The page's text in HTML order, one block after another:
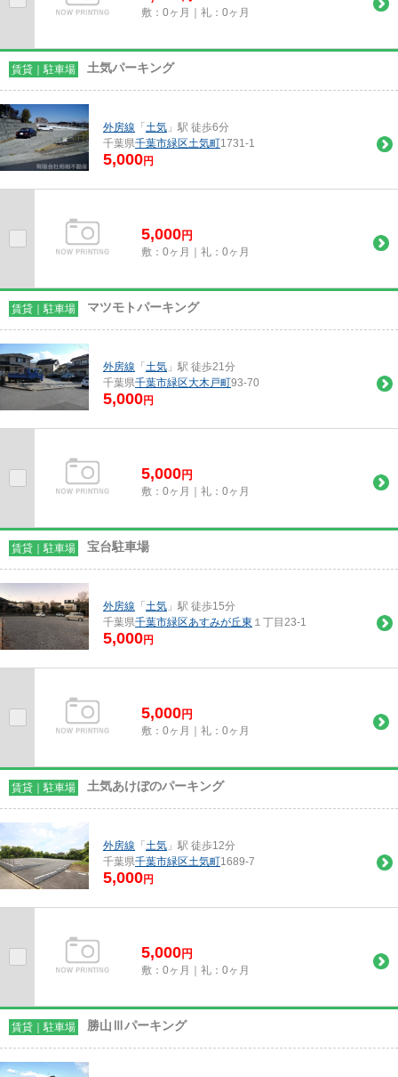
敷：0ヶ月｜礼：0ヶ月
賃貸｜駐車場 土気パーキング
外房線 「 土気 」駅 徒歩6分
千葉県千葉市緑区土気町1731-1
5,000円
5,000円
敷：0ヶ月｜礼：0ヶ月
賃貸｜駐車場 マツモトパーキング
外房線 「 土気 」駅 徒歩21分
千葉県千葉市緑区大木戸町93-70
5,000円
5,000円
敷：0ヶ月｜礼：0ヶ月
賃貸｜駐車場 宝台駐車場
外房線 「 土気 」駅 徒歩15分
千葉県千葉市緑区あすみが丘東 １丁目23-1
5,000円
5,000円
敷：0ヶ月｜礼：0ヶ月
賃貸｜駐車場 土気あけぼのパーキング
外房線 「 土気 」駅 徒歩12分
千葉県千葉市緑区土気町1689-7
5,000円
5,000円
敷：0ヶ月｜礼：0ヶ月
賃貸｜駐車場 勝山Ⅲパーキング